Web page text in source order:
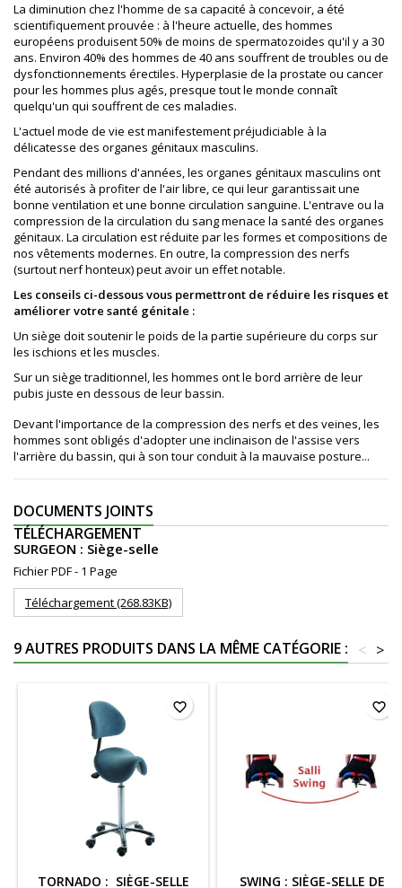
La diminution chez l'homme de sa capacité à concevoir, a été
scientifiquement prouvée : à l'heure actuelle, des hommes
européens produisent 50% de moins de spermatozoides qu'il y a 30
ans. Environ 40% des hommes de 40 ans souffrent de troubles ou de
dysfonctionnements érectiles. Hyperplasie de la prostate ou cancer
pour les hommes plus agés, presque tout le monde connaît
quelqu'un qui souffrent de ces maladies.
L'actuel mode de vie est manifestement préjudiciable à la
délicatesse des organes génitaux masculins.
Pendant des millions d'années, les organes génitaux masculins ont
été autorisés à profiter de l'air libre, ce qui leur garantissait une
bonne ventilation et une bonne circulation sanguine. L'entrave ou la
compression de la circulation du sang menace la santé des organes
génitaux. La circulation est réduite par les formes et compositions de
nos vêtements modernes. En outre, la compression des nerfs
(surtout nerf honteux) peut avoir un effet notable.
Les conseils ci-dessous vous permettront de réduire les risques et
améliorer votre santé génitale :
Un siège doit soutenir le poids de la partie supérieure du corps sur
les ischions et les muscles.
Sur un siège traditionnel, les hommes ont le bord arrière de leur
pubis juste en dessous de leur bassin.
Devant l'importance de la compression des nerfs et des veines, les
hommes sont obligés d'adopter une inclinaison de l'assise vers
l'arrière du bassin, qui à son tour conduit à la mauvaise posture...
DOCUMENTS JOINTS
TÉLÉCHARGEMENT
SURGEON : Siège-selle
Fichier PDF - 1 Page
Téléchargement (268.83KB)
9 AUTRES PRODUITS DANS LA MÊME CATÉGORIE : >
<
TORNADO : SIÈGE-SELLE
favorite_border
SWING : SIÈGE-SELLE DE
favorite_border